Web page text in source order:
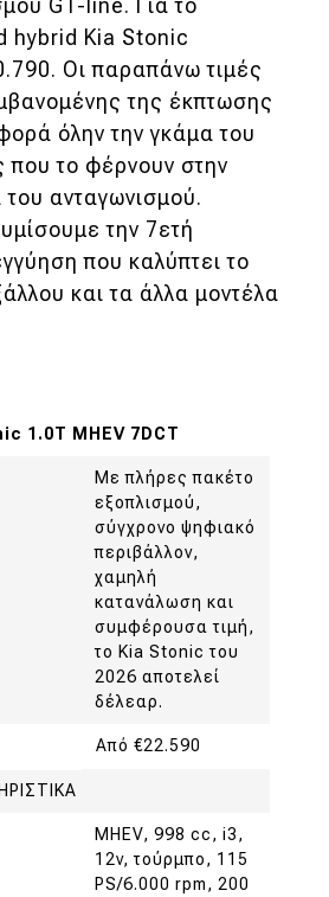
GT-line. Για το
hybrid Kia Stonic
Οι παραπάνω τιμές
της έκπτωσης
όλην την γκάμα του
που το φέρνουν στην
ανταγωνισμού.
την 7ετή
που καλύπτει το
και τα άλλα μοντέλα
1.0T MHEV 7DCT
Με πλήρες πακέτο
εξοπλισμού,
σύγχρονο ψηφιακό
περιβάλλον,
χαμηλή
κατανάλωση και
συμφέρουσα τιμή,
το Kia Stonic του
2026 αποτελεί
δέλεαρ.
Από €22.590
MHEV, 998 cc, i3,
12v, τούρμπο, 115
PS/6.000 rpm, 200